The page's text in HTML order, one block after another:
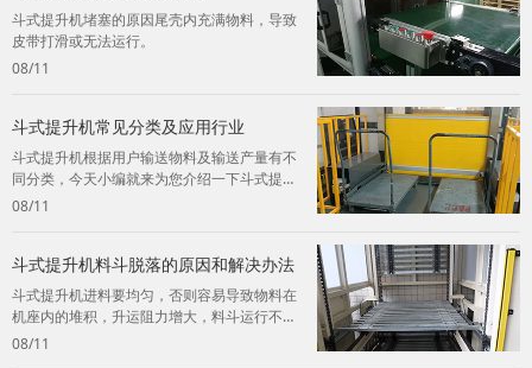
斗式提升机堵塞的原因尾壳内充满物料，导致
皮带打滑或无法运行。
08/11
斗式提升机常见分类及应用行业
斗式提升机根据用户输送物料及输送产量有不
同分类，今天小编就来为您介绍一下斗式提升
机的常见分类及应用。
08/11
斗式提升机料斗脱落的原因和解决办法
斗式提升机进料要均匀，否则容易导致物料在
机座内的堆积，升运阻力增大，料斗运行不
畅，终造成料斗脱落。
08/11